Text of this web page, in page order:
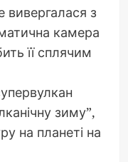
вивергалася з
камера
її сплячим
зиму”,
на планеті на